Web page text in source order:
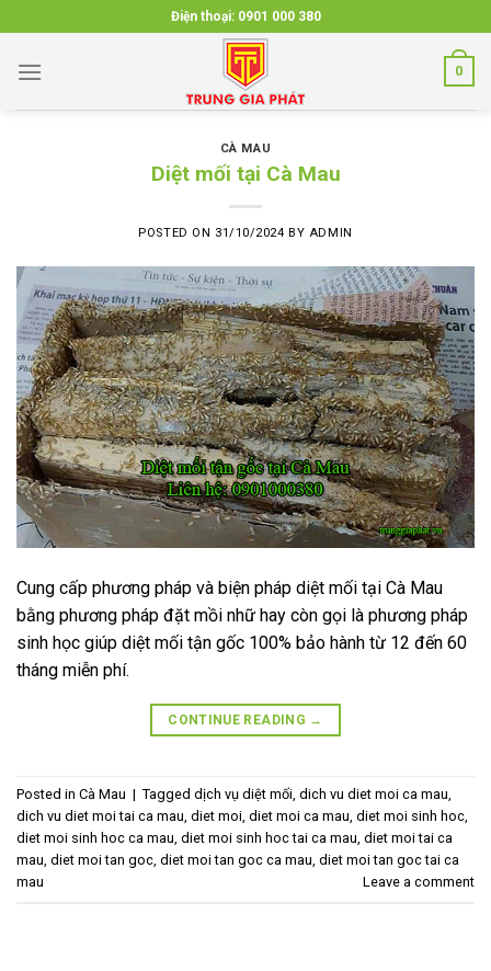
to
content
Điện thoại: 0901 000 380
0
CÀ MAU
Diệt mối tại Cà Mau
POSTED ON 31/10/2024 BY ADMIN
Cung cấp phương pháp và biện pháp diệt mối tại Cà Mau
bằng phương pháp đặt mồi nhữ hay còn gọi là phương pháp
sinh học giúp diệt mối tận gốc 100% bảo hành từ 12 đến 60
tháng miễn phí.
CONTINUE READING →
Posted in Cà Mau | Tagged dịch vụ diệt mối, dich vu diet moi ca mau,
dich vu diet moi tai ca mau, diet moi, diet moi ca mau, diet moi sinh hoc,
diet moi sinh hoc ca mau, diet moi sinh hoc tai ca mau, diet moi tai ca
mau, diet moi tan goc, diet moi tan goc ca mau, diet moi tan goc tai ca
mau
Leave a comment